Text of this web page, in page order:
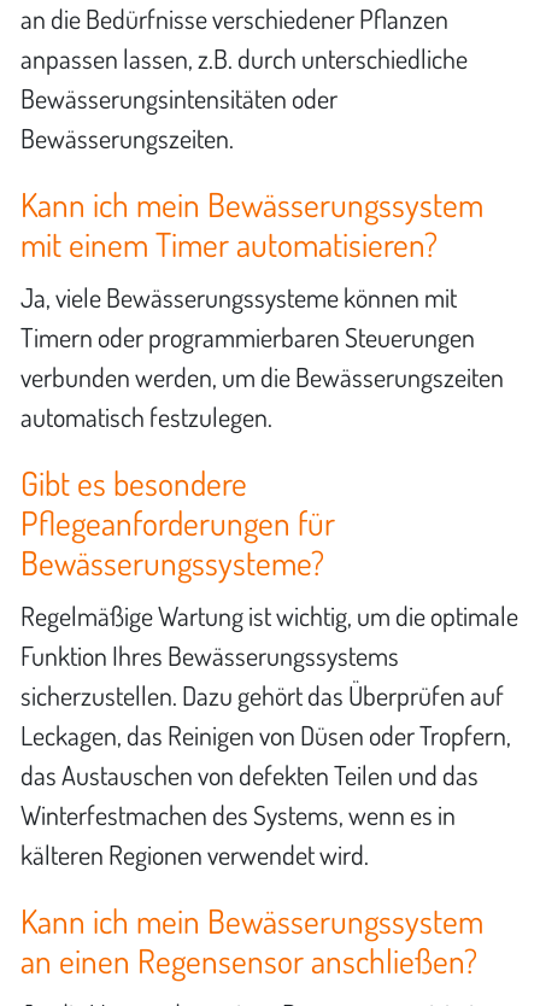
an die Bedürfnisse verschiedener Pflanzen
anpassen lassen, z.B. durch unterschiedliche
Bewässerungsintensitäten oder
Bewässerungszeiten.
Kann ich mein Bewässerungssystem
mit einem Timer automatisieren?
Ja, viele Bewässerungssysteme können mit
Timern oder programmierbaren Steuerungen
verbunden werden, um die Bewässerungszeiten
automatisch festzulegen.
Gibt es besondere
Pflegeanforderungen für
Bewässerungssysteme?
Regelmäßige Wartung ist wichtig, um die optimale
Funktion Ihres Bewässerungssystems
sicherzustellen. Dazu gehört das Überprüfen auf
Leckagen, das Reinigen von Düsen oder Tropfern,
das Austauschen von defekten Teilen und das
Winterfestmachen des Systems, wenn es in
kälteren Regionen verwendet wird.
Kann ich mein Bewässerungssystem
an einen Regensensor anschließen?